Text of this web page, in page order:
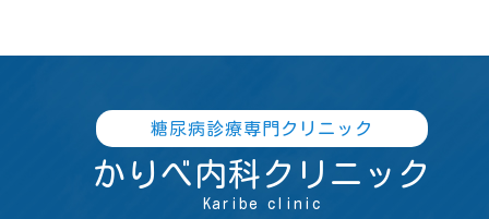
糖尿病診療専門クリニック
かりべ内科クリニック
Karibe clinic